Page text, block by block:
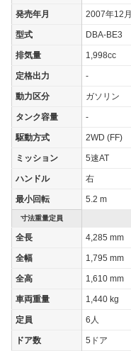
発売年月 2007年12月
型式 DBA-BE3
排気量 1,998cc
定格出力 -
動力区分 ガソリン
タンク容量 -
駆動方式 2WD (FF)
ミッション 5速AT
ハンドル 右
最小回転 5.2 m
寸法重量定員
全長 4,285 mm
全幅 1,795 mm
全高 1,610 mm
車両重量 1,440 kg
定員 6人
ドア数 5ドア